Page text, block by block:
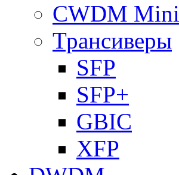
CWDM
Трансиверы
SFP
SFP+
GBIC
XFP